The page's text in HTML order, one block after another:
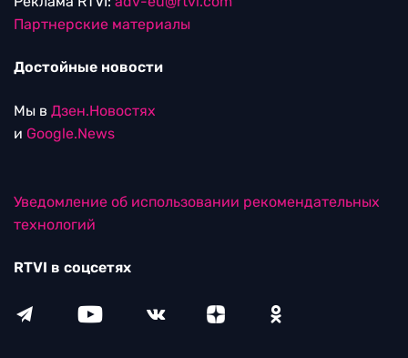
Партнерские материалы
Достойные новости
Мы в Дзен.Новостях
и Google.News
Уведомление об использовании рекомендательных
технологий
RTVI в соцсетях